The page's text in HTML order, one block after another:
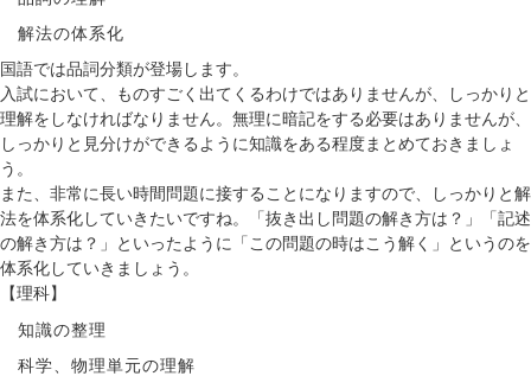
法の体系化
国語では品詞分類が登場します。
入試において、ものすごく出てくるわけではありませんが、しっかりと
理解をしなければなりません。 無理に暗記をする必要はありませんが、
しっかりと見分けができるように知識をある程度まとめておきましょ
う。
また、非常に長い時間問題に接することになりますので、
しっかりと解
法を体系化していきたいですね。「抜き出し問題の解き方は？」「記述
の解き方は？」といったように「この問題の時はこう解く」というのを
体系化していきましょう。
【理科】
識の整理
学、物理単元の理解